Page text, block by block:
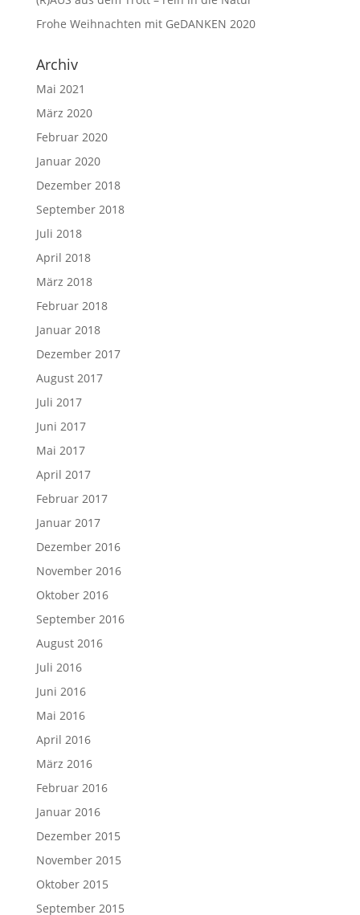
Frohe Weihnachten mit GeDANKEN 2020
Archiv
Mai 2021
März 2020
Februar 2020
Januar 2020
Dezember 2018
September 2018
Juli 2018
April 2018
März 2018
Februar 2018
Januar 2018
Dezember 2017
August 2017
Juli 2017
Juni 2017
Mai 2017
April 2017
Februar 2017
Januar 2017
Dezember 2016
November 2016
Oktober 2016
September 2016
August 2016
Juli 2016
Juni 2016
Mai 2016
April 2016
März 2016
Februar 2016
Januar 2016
Dezember 2015
November 2015
Oktober 2015
September 2015